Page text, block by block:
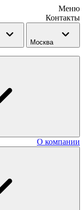
Меню
Контакты
Москва
О компании